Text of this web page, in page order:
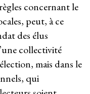
concernant le
peut, à ce
des élus
collectivité
mais dans le
qui